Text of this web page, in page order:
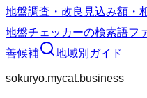
地盤調査・改良 見込み額・
地盤チェッカーの検索語フ
善候補
地域別ガイド
sokuryo.mycat.business